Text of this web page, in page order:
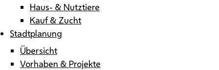
Haus- & Nutztiere
Kauf & Zucht
Stadtplanung
Übersicht
Vorhaben & Projekte